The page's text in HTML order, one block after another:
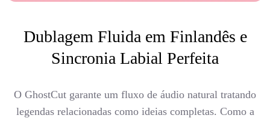
Dublagem Fluida em Finlandês e
Sincronia Labial Perfeita
O GhostCut garante um fluxo de áudio natural tratando
legendas relacionadas como ideias completas. Como a